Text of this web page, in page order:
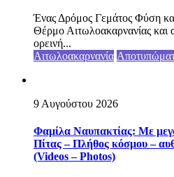
Ένας Δρόμος Γεμάτος Φύση
Θέρμο Αιτωλοακαρνανίας
ορεινή...
Αιτωλοακαρνανία
9 Αυγούστου 2026
Φαμίλα Ναυπακτίας: Με
Πίτας – Πλήθος κόσμου –
(Videos – Photos)